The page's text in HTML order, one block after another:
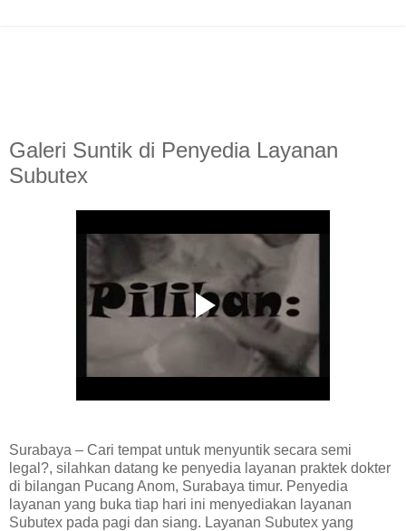
Galeri Suntik di Penyedia Layanan
Subutex
Surabaya – Cari tempat untuk menyuntik secara semi
legal?, silahkan datang ke penyedia layanan praktek dokter
di bilangan Pucang Anom, Surabaya timur. Penyedia
layanan yang buka tiap hari ini menyediakan layanan
Subutex pada pagi dan siang. Layanan Subutex yang